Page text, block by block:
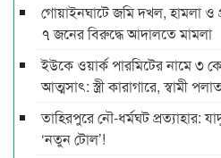
গোয়াইনঘাটে জমি দখল, হামলা ও
৭ জনের বিরুদ্ধে আদালতে মামলা
ইউকে ওয়ার্ক পারমিটের নামে ৩
আত্মসাৎ: স্ত্রী কারাগারে, স্বামী
তাহিরপুরে নৌ-ধর্মঘট প্রত্যাহার:
‘নতুন টোল’!